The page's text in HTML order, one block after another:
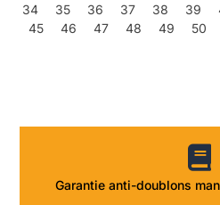
34
35 36 37 38 39
45
46 47 48 49 50
Garantie anti-doublons